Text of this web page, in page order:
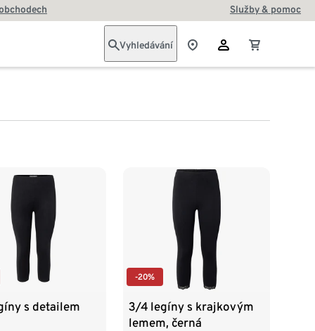
Služby & pomoc
Vyhledávání
s detailem
-20%
3/4 legíny s krajkovým
lemem, černá